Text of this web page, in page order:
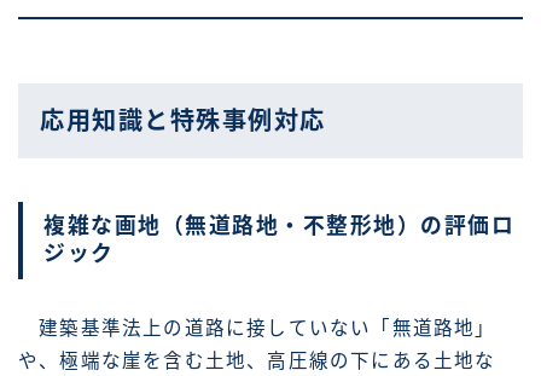
応用知識と特殊事例対応
複雑な画地（無道路地・不整形地）の評価ロ
ジック
建築基準法上の道路に接していない「無道路地」
や、極端な崖を含む土地、高圧線の下にある土地な